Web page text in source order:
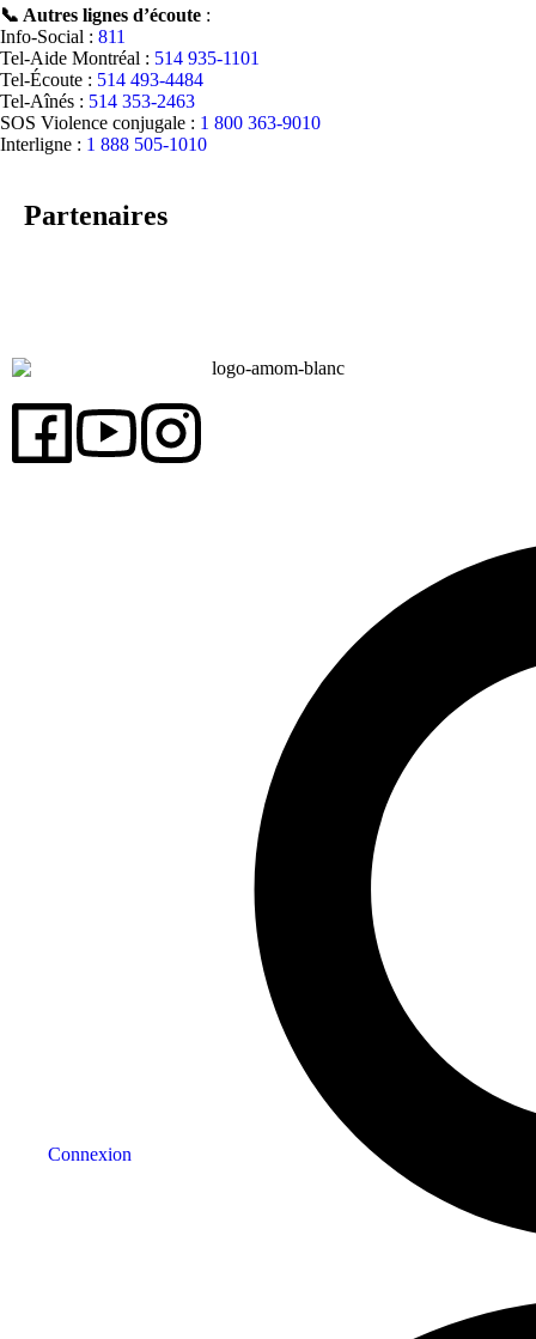
📞 Autres lignes d’écoute :
Info-Social : 811
Tel-Aide Montréal : 514 935-1101
Tel-Écoute : 514 493-4484
Tel-Aînés : 514 353-2463
SOS Violence conjugale : 1 800 363-9010
Interligne : 1 888 505-1010
Partenaires
Connexion